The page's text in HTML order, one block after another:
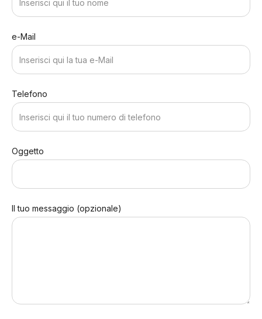
e-Mail
Telefono
Oggetto
Il tuo messaggio (opzionale)